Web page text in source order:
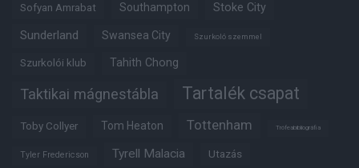
Sofyan Amrabat Southampton Stoke City
Sunderland Swansea City Szurkoló szemmel
Szurkolói klub Tahith Chong
Taktikai mágnestábla Tartalék csapat
Toby Collyer Tom Heaton Tottenham Trófeabibliográfia
Tyler Fredericson Tyrell Malacia Utazás